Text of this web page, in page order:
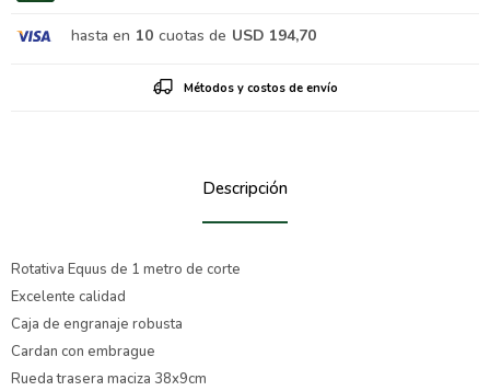
hasta en 10 cuotas de USD 194,70
Métodos y costos de envío
Descripción
Rotativa Equus de 1 metro de corte
Excelente calidad
Caja de engranaje robusta
Cardan con embrague
Rueda trasera maciza 38x9cm